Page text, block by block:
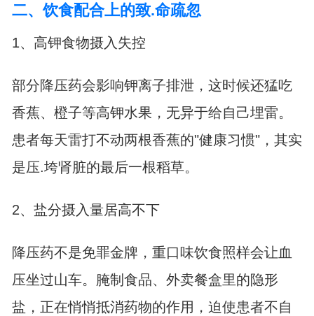
二、饮食配合上的致.命疏忽
1、高钾食物摄入失控
部分降压药会影响钾离子排泄，这时候还猛吃
香蕉、橙子等高钾水果，无异于给自己埋雷。
患者每天雷打不动两根香蕉的"健康习惯"，其实
是压.垮肾脏的最后一根稻草。
2、盐分摄入量居高不下
降压药不是免罪金牌，重口味饮食照样会让血
压坐过山车。腌制食品、外卖餐盒里的隐形
盐，正在悄悄抵消药物的作用，迫使患者不自